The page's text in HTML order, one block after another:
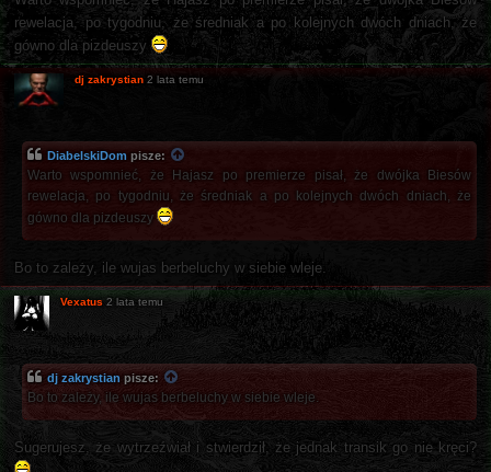
rewelacja, po tygodniu, że średniak a po kolejnych dwóch dniach, że
gówno dla pizdeuszy
dj zakrystian 2 lata temu
DiabelskiDom pisze:
Warto wspomnieć, że Hajasz po premierze pisał, że dwójka Biesów
rewelacja, po tygodniu, że średniak a po kolejnych dwóch dniach, że
gówno dla pizdeuszy
Bo to zależy, ile wujas berbeluchy w siebie wleje.
Vexatus 2 lata temu
dj zakrystian pisze:
Bo to zależy, ile wujas berbeluchy w siebie wleje.
Sugerujesz, że wytrzeźwiał i stwierdził, że jednak transik go nie kręci?